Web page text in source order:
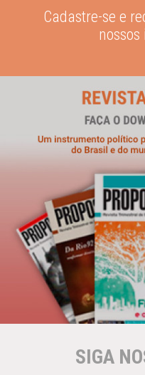
Cadastre-se e
SIGA